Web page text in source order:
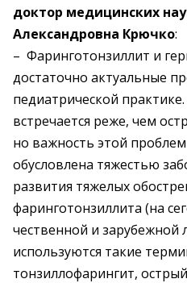
доктор меди­цинских
Александровна Крючко:
– Фаринготонзиллит и
достаточно актуальные
педиатрической
встречается реже, чем
но важность этой
обусловлена тяжестью
развития тяжелых
фаринготонзиллита (на
чественной и зарубежной
используются такие
тонзиллофарингит,